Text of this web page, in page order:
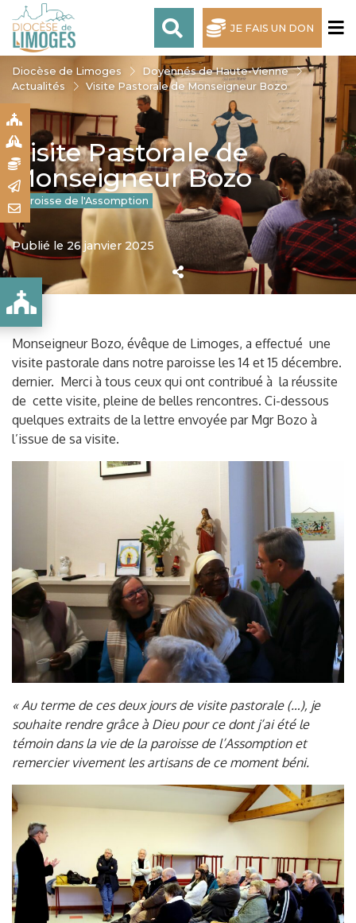
JE FAIS UN DON
Diocèse de Limoges
Doyennés de Haute-Vienne
Actualités
Visite Pastorale de Monseigneur Bozo
Visite Pastorale de
Monseigneur Bozo
Paroisse de l'Assomption
Publié le 26 janvier 2025
Monseigneur Bozo, évêque de Limoges, a effectué une
visite pastorale dans notre paroisse les 14 et 15 décembre.
dernier. Merci à tous ceux qui ont contribué à la réussite
de cette visite, pleine de belles rencontres. Ci-dessous
quelques extraits de la lettre envoyée par Mgr Bozo à
l’issue de sa visite.
« Au terme de ces deux jours de visite pastorale (…), je
souhaite rendre grâce à Dieu pour ce dont j’ai été le
témoin dans la vie de la paroisse de l’Assomption et
remercier vivement les artisans de ce moment béni.